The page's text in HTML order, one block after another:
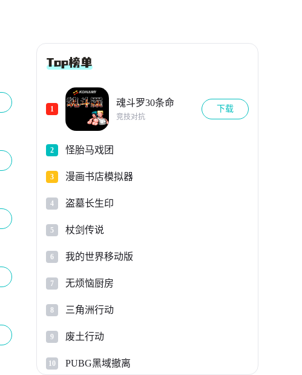
1
魂斗罗30条命
竞技对抗
下载
2 怪胎马戏团
3 漫画书店模拟器
4 盗墓长生印
5 杖剑传说
6 我的世界移动版
7 无烦恼厨房
8 三角洲行动
9 废土行动
10 PUBG黑域撤离